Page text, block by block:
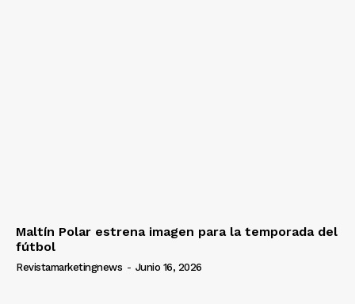
Maltín Polar estrena imagen para la temporada del
fútbol
Revistamarketingnews - Junio 16, 2026